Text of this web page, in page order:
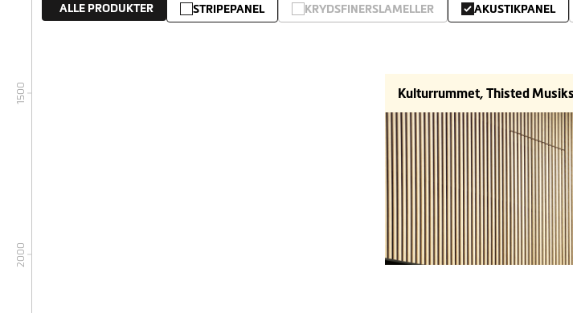
1500
2000
ALLE PRODUKTER STRIPEPANEL KRYDSFINERSLAMELLER AKUSTIKPANEL
Kulturrummet, Thisted